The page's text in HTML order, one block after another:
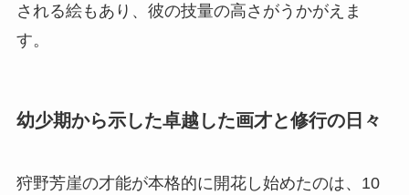
される絵もあり、彼の技量の高さがうかがえま
す。
幼少期から示した卓越した画才と修行の日々
狩野芳崖の才能が本格的に開花し始めたのは、10